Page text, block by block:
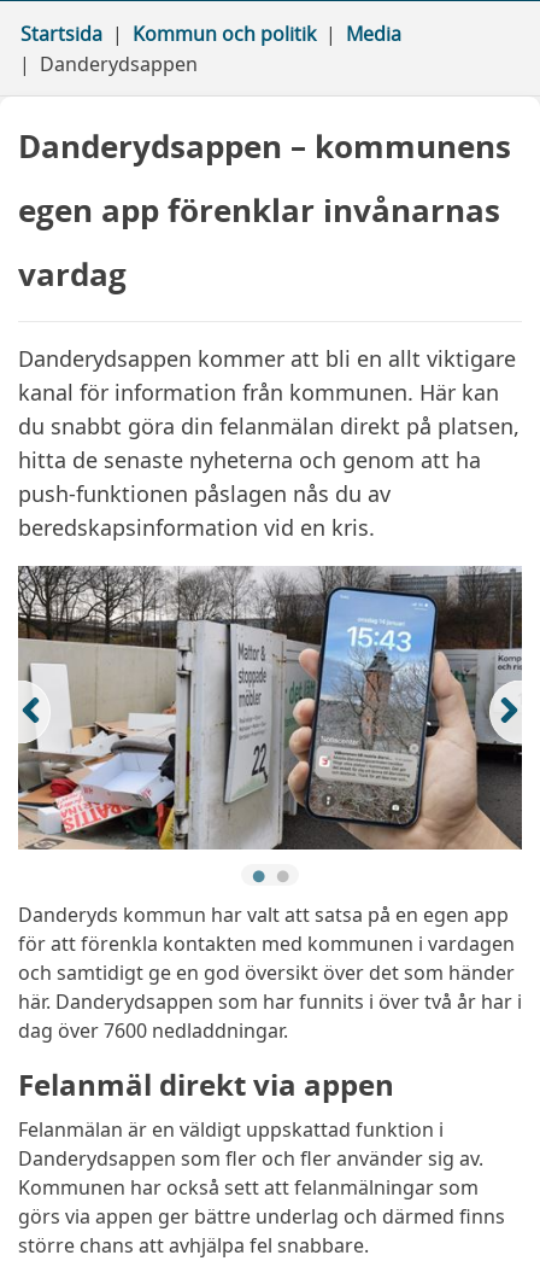
Startsida Kommun och politik
Media
Danderydsappen
Danderydsappen – kommunens
egen app förenklar invånarnas
vardag
Danderydsappen kommer att bli en allt viktigare
kanal för information från kommunen. Här kan
du snabbt göra din felanmälan direkt på platsen,
hitta de senaste nyheterna och genom att ha
push-funktionen påslagen nås du av
beredskapsinformation vid en kris.
Danderyds kommun har valt att satsa på en egen app
för att förenkla kontakten med kommunen i vardagen
och samtidigt ge en god översikt över det som händer
här. Danderydsappen som har funnits i över två år har i
dag över 7600 nedladdningar.
Felanmäl direkt via appen
Felanmälan är en väldigt uppskattad funktion i
Danderydsappen som fler och fler använder sig av.
Kommunen har också sett att felanmälningar som
görs via appen ger bättre underlag och därmed finns
större chans att avhjälpa fel snabbare.